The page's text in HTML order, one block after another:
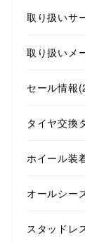
取り扱いサ
取り扱いメ
セール情報
タイヤ交換
ホイール装
オールシー
スタッドレ